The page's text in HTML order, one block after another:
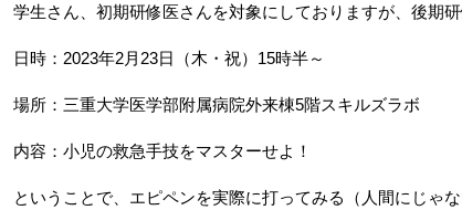
学生さん、初期研修医さんを対象にしておりますが、後期
日時：2023年2月23日（木・祝）15時半～
場所：三重大学医学部附属病院外来棟5階スキルズラボ
内容：小児の救急手技をマスターせよ！
ということで、エピペンを実際に打ってみる（人間にじゃ